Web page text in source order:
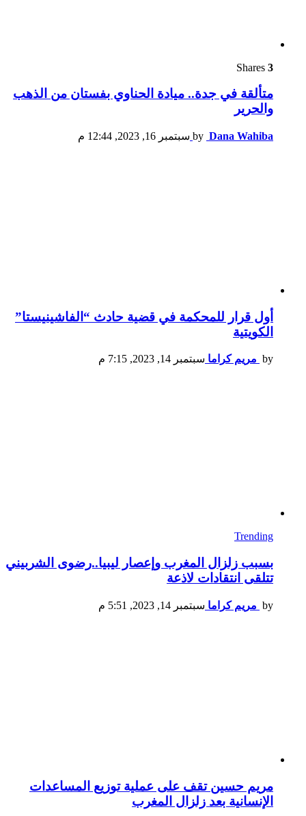
3
متألقة في جدة.. ميادة الحناوي بفستان من الذهب
والحرير
by Dana Wahiba سبتمبر 16, 2023, 12:44 م
أول قرار للمحكمة في قضية حادث “الفاشينيستا”
الكويتية
by مريم كراما سبتمبر 14, 2023, 7:15 م
Trending
بسبب زلزال المغرب وإعصار ليبيا..رضوى الشربيني
تتلقى انتقادات لاذعة
by مريم كراما سبتمبر 14, 2023, 5:51 م
مريم حسين تقف على عملية توزيع المساعدات
الإنسانية بعد زلزال المغرب